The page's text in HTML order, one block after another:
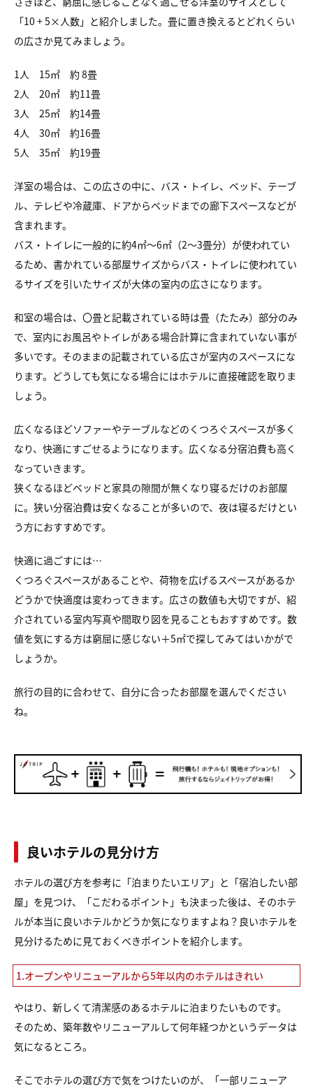
「10 + 5×人数」と紹介しました。畳に置き換えるとどれくらい
の広さか見てみましょう。
1人 15㎡ 約 8畳
2人 20㎡ 約11畳
3人 25㎡ 約14畳
4人 30㎡ 約16畳
5人 35㎡ 約19畳
洋室の場合は、この広さの中に、バス・トイレ、ベッド、テーブ
ル、テレビや冷蔵庫、ドアからベッドまでの廊下スペースなどが
含まれます。
バス・トイレに一般的に約4㎡～6㎡（2～3畳分）が使われてい
るため、書かれている部屋サイズからバス・トイレに使われてい
るサイズを引いたサイズが大体の室内の広さになります。
和室の場合は、〇畳と記載されている時は畳（たたみ）部分のみ
で、室内にお風呂やトイレがある場合計算に含まれていない事が
多いです。そのままの記載されている広さが室内のスペースにな
ります。どうしても気になる場合にはホテルに直接確認を取りま
しょう。
広くなるほどソファーやテーブルなどのくつろぐスペースが多く
なり、快適にすごせるようになります。広くなる分宿泊費も高く
なっていきます。
狭くなるほどベッドと家具の隙間が無くなり寝るだけのお部屋
に。狭い分宿泊費は安くなることが多いので、夜は寝るだけとい
う方におすすめです。
快適に過ごすには…
くつろぐスペースがあることや、荷物を広げるスペースがあるか
どうかで快適度は変わってきます。広さの数値も大切ですが、紹
介されている室内写真や間取り図を見ることもおすすめです。数
値を気にする方は窮屈に感じない＋5㎡で探してみてはいかがで
しょうか。
旅行の目的に合わせて、自分に合ったお部屋を選んでください
ね。
良いホテルの見分け方
ホテルの選び方を参考に「泊まりたいエリア」と「宿泊したい部
屋」を見つけ、「こだわるポイント」も決まった後は、そのホテ
ルが本当に良いホテルかどうか気になりますよね？良いホテルを
見分けるために見ておくべきポイントを紹介します。
1.オープンやリニューアルから5年以内のホテルはきれい
やはり、新しくて清潔感のあるホテルに泊まりたいものです。
そのため、築年数やリニューアルして何年経つかというデータは
気になるところ。
そこでホテルの選び方で気をつけたいのが、「一部リニューア